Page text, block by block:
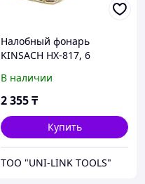
Налобный фонарь
KINSACH HX-817, 6
IP44)
В наличии
2 355₸
Купить
ТОО "UNI-LINK TOOLS"